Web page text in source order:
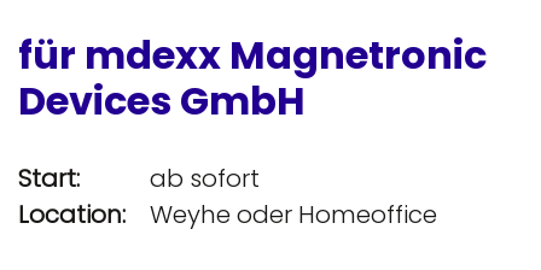
für mdexx Magnetronic
Devices GmbH
Start:
ab sofort
Location:
Weyhe oder Homeoffice